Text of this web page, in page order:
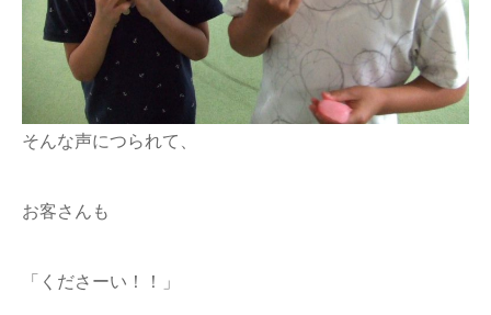
そんな声につられて、
お客さんも
「くださーい！！」